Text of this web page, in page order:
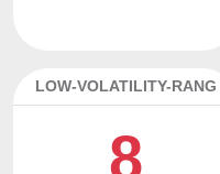
LOW-VOLATILITY-RANG
8